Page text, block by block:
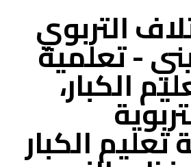
التربوي
- تعلمية
الكبار،
تعليم الكبار